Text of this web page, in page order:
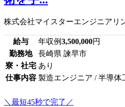
株式会社マイスターエンジニアリ
給与 年収例3,500,000円
勤務地
長崎県 諫早市
寮・社宅 あり
仕事内容 製造エンジニア / 半導体
＼最短45秒で完了／